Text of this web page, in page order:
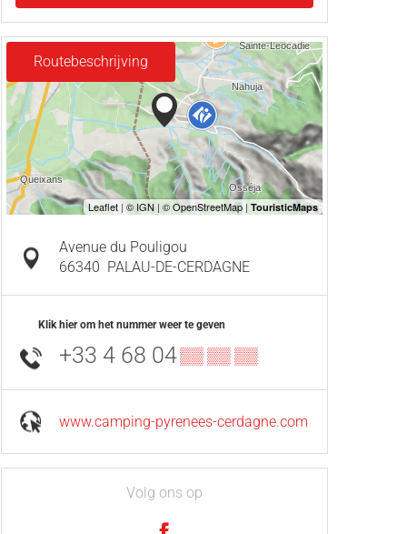
Routebeschrijving
Avenue du Pouligou
66340 PALAU-DE-CERDAGNE
Klik hier om het nummer weer te geven
+33 4 68 04▒▒ ▒▒ ▒▒
www.camping-pyrenees-cerdagne.com
Volg ons op